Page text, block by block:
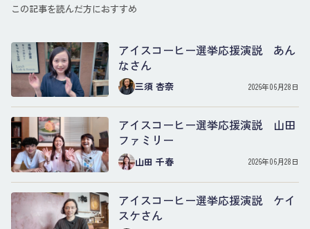
この記事を読んだ方におすすめ
アイスコーヒー選挙応援演説 あん
なさん
三須 杏奈 2026年06月28日
アイスコーヒー選挙応援演説 山田
ファミリー
山田 千春 2026年06月28日
アイスコーヒー選挙応援演説 ケイ
スケさん